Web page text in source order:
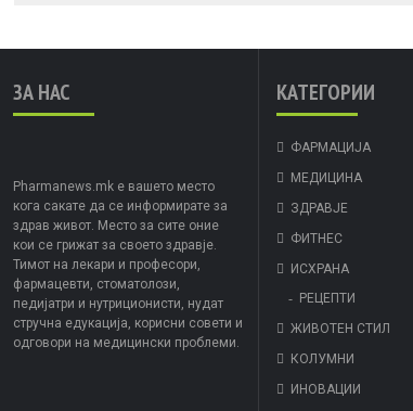
ЗА НАС
Pharmanews.mk е вашето место
кога сакате да се информирате за
здрав живот. Место за сите оние
кои се грижат за своето здравје.
Тимот на лекари и професори,
фармацевти, стоматолози,
педијатри и нутриционисти, нудат
стручна едукација, корисни совети и
одговори на медицински проблеми.
КАТЕГОРИИ
ФАРМАЦИЈА
МЕДИЦИНА
ЗДРАВЈЕ
ФИТНЕС
ИСХРАНА
РЕЦЕПТИ
ЖИВОТЕН СТИЛ
КОЛУМНИ
ИНОВАЦИИ